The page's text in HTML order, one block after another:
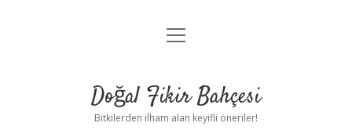
Anasayfa
Yasal Uyarı
menüyü
Doğal Fikir Bahçesi
Bitkilerden ilham alan keyifli öneriler!